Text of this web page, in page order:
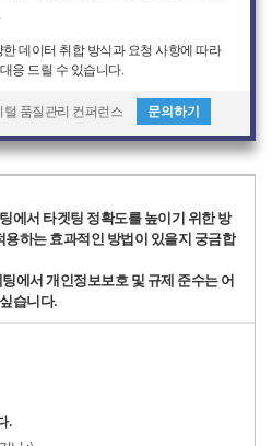
한 데이터 취합 방식과 요청 사항에 따라
응 드릴 수 있습니다.
품질관리 컨퍼런스 문의하기
에서 타겟팅 정확도를 높이기 위한 방
용하는 효과적인 방법이 있을지 궁금합
에서 개인정보보호 및 규제 준수는 어
습니다.
.